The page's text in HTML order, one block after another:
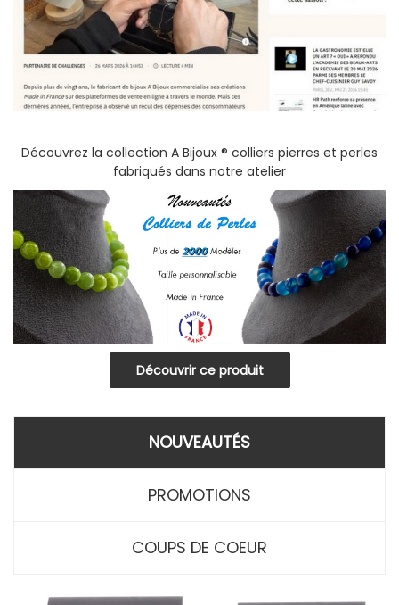
Découvrez la collection A Bijoux ® colliers pierres et perles
fabriqués dans notre atelier
Découvrir ce produit
NOUVEAUTÉS
PROMOTIONS
COUPS DE COEUR